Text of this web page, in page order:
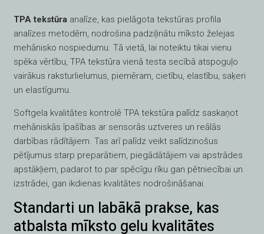
TPA tekstūra analīze, kas pielāgota tekstūras profila
analīzes metodēm, nodrošina padziļinātu mīksto želejas
mehānisko nospiedumu. Tā vietā, lai noteiktu tikai vienu
spēka vērtību, TPA tekstūra vienā testa secībā atspoguļo
vairākus raksturlielumus, piemēram, cietību, elastību, saķeri
un elastīgumu.
Softgela kvalitātes kontrolē TPA tekstūra palīdz saskaņot
mehāniskās īpašības ar sensorās uztveres un reālās
darbības rādītājiem. Tas arī palīdz veikt salīdzinošus
pētījumus starp preparātiem, piegādātājiem vai apstrādes
apstākļiem, padarot to par spēcīgu rīku gan pētniecībai un
izstrādei, gan ikdienas kvalitātes nodrošināšanai.
Standarti un labākā prakse, kas
atbalsta mīksto gelu kvalitātes